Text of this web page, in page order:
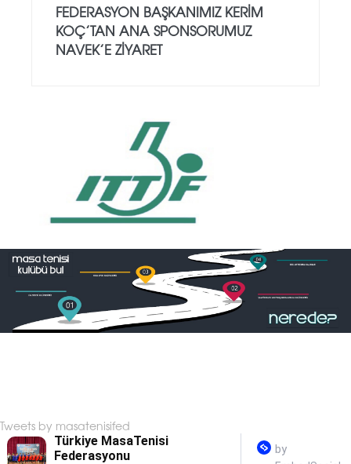
FEDERASYON BAŞKANIMIZ KERIM
KOÇ’TAN ANA SPONSORUMUZ
NAVEK’E ZIYARET
Tweets by masatenisifed